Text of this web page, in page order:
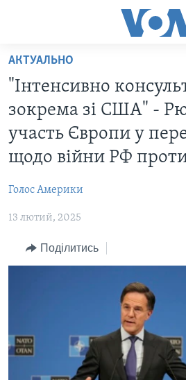
Перейти
матеріалу
Перейти
меню
сторінки
до
Пошуку
ГОЛОВНА
ВІЙНА - ЦЕ ОСОБИСТЕ
УКРАЇНЦІ У СВІТІ
НАУКА
ЕКОНОМІКА
ІСТОРІЇ УСПІХУ УКРАЇНЦІВ
АНАЛІТИКА
ПОЛІТИКА В США
ДНІВ
УКРАЇНЦІ В АМЕРИЦІ
ІНТЕРВ'Ю
БОРОТЬБА З ДЕЗІНФОРМАЦІЄЮ
ТЕЛЕПРОГРАМИ
АКТУАЛЬНО
"Інтенсивно
зокрема зі США" -
участь Європи у
щодо війни РФ
Голос Америки
13 лютий, 2025
Поділитись